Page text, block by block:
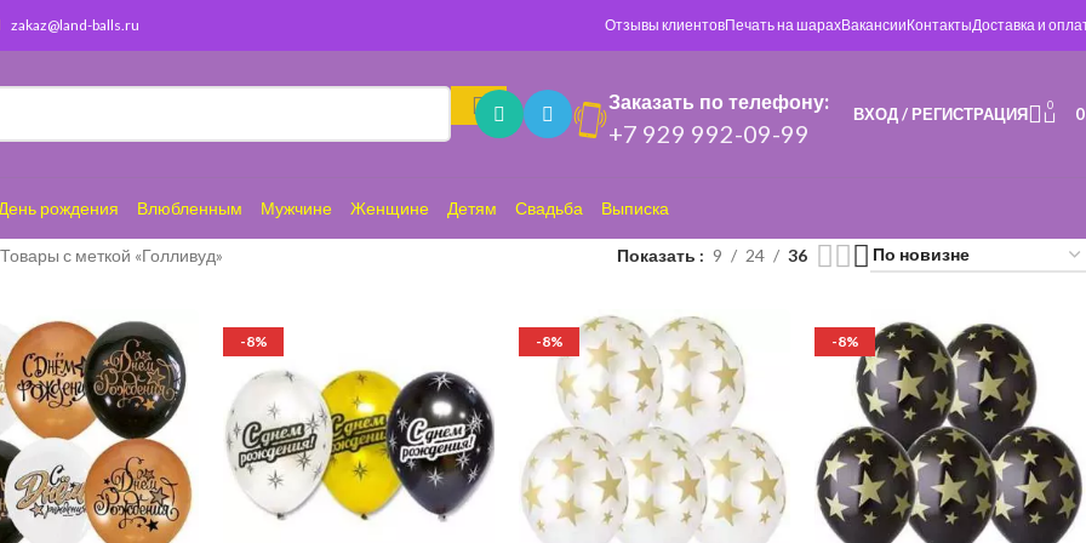
zakaz@land-balls.ru Отзывы клиентовПечать на шарахВакансииКонтактыДоставка и
Заказать по телефону:
+7 929 992-09-99
ВХОД / РЕГИСТРАЦИЯ 0
День рождения Влюбленным Мужчине Женщине Детям Свадьба Выписка
Товары с меткой «Голливуд» Показать 9 24 36
-8% -8% -8%